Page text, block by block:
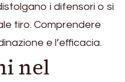
i difensori o si
tiro. Comprendere
e l’efficacia.
nel